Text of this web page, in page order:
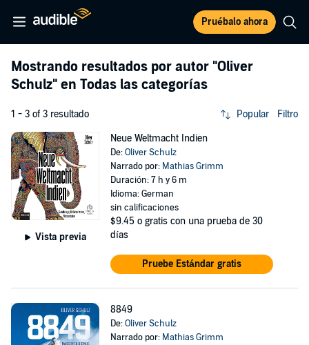
Pruébalo ahora
Mostrando resultados por autor "Oliver
Schulz" en Todas las categorías
1 - 3 of 3 resultado Popular Filtro
Vista previa
Neue Weltmacht Indien
De:Oliver Schulz
Narrado por: Mathias Grimm
Duración: 7 h y 6 m
Idioma: German
sin calificaciones
$9.45 o gratis con una prueba de 30
días
Pruebe Estándar gratis
8849
De:Oliver Schulz
Narrado por: Mathias Grimm